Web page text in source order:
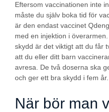
Eftersom vaccinationen inte
måste du själv boka tid för
är den endast vaccinet
med en injektion i
skydd är det viktigt att du får
att du eller ditt barn
avresa. De två doserna ska
och ger ett bra skydd i fem år.
När bör man